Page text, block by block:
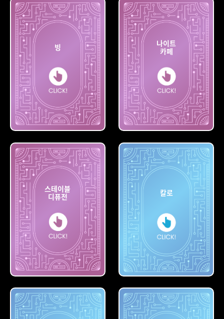
빙
빙
나이트카페
나이트
카페
스테이블
디퓨전
스테이블
디퓨전
칼로
칼로